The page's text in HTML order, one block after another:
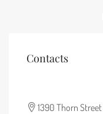
Contacts
1390 Thorn Street